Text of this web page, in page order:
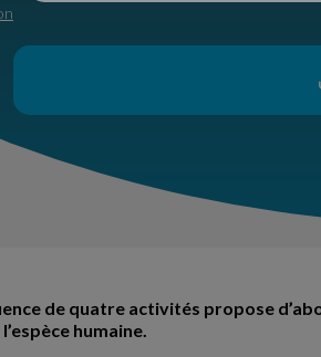
de quatre activités propose
humaine.